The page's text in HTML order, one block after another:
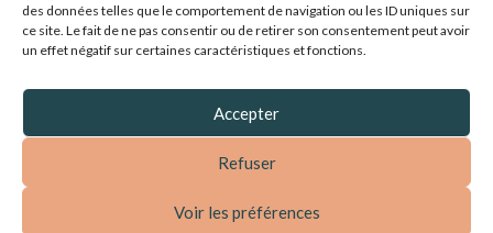
des données telles que le comportement de navigation ou les ID uniques sur
ce site. Le fait de ne pas consentir ou de retirer son consentement peut avoir
un effet négatif sur certaines caractéristiques et fonctions.
Accepter
Refuser
Voir les préférences
Contact